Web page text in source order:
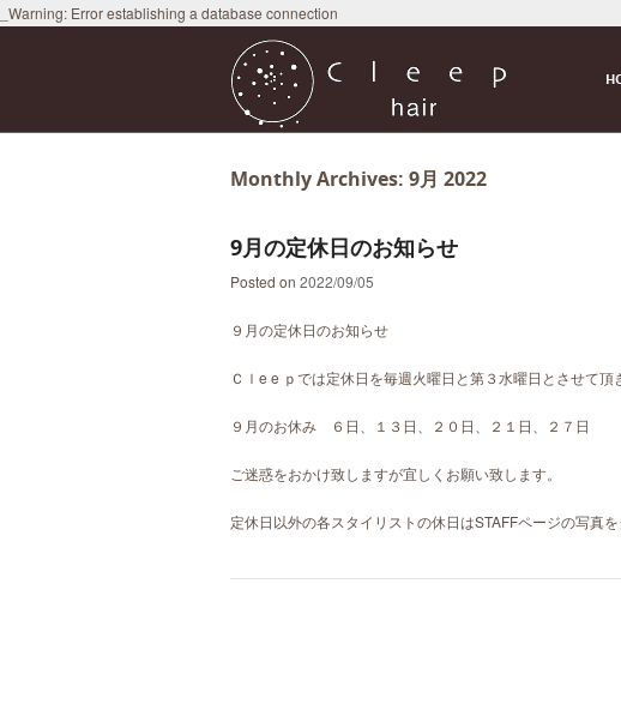
_Warning: Error establishing a database connection
Monthly Archives: 9月 2022
9月の定休日のお知らせ
Posted on 2022/09/05
９月の定休日のお知らせ
Ｃｌe e ｐでは定休日を毎週火曜日と第３水曜日とさせて頂
９月のお休み ６日、１３日、２０日、２１日、２７日
ご迷惑をおかけ致しますが宜しくお願い致します。
定休日以外の各スタイリストの休日はSTAFFページの写真